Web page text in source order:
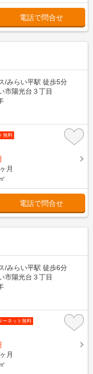
電話で問合せ
/みらい平駅 徒歩5分
市陽光台３丁目
無料
月
電話で問合せ
/みらい平駅 徒歩6分
市陽光台３丁目
ーネット無料
月